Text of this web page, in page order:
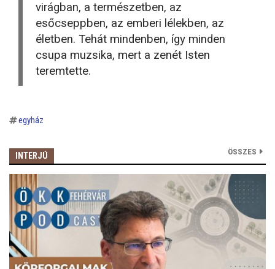
virágban, a természetben, az
esőcseppben, az emberi lélekben, az
életben. Tehát mindenben, így minden
csupa muzsika, mert a zenét Isten
teremtette.
egyház
INTERJÚ ÖSSZES